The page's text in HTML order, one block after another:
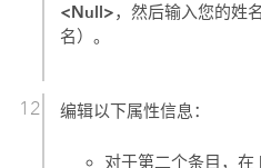
<Null>，然后输入您的姓
名）。
编辑以下属性信息：
对于第二个条目，在